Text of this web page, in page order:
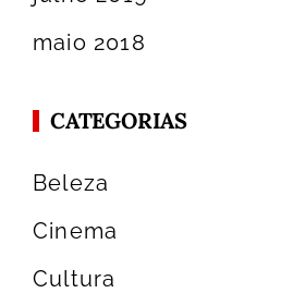
maio 2018
CATEGORIAS
Beleza
Cinema
Cultura